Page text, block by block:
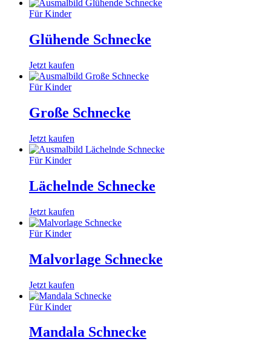
Für Kinder
Glühende Schnecke
Jetzt kaufen
Für Kinder
Große Schnecke
Jetzt kaufen
Für Kinder
Lächelnde Schnecke
Jetzt kaufen
Für Kinder
Malvorlage Schnecke
Jetzt kaufen
Für Kinder
Mandala Schnecke